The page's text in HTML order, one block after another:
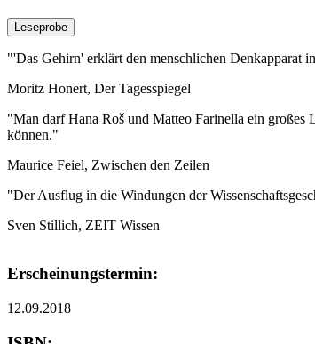
Leseprobe
"'Das Gehirn' erklärt den menschlichen Denkapparat
Moritz Honert, Der Tagesspiegel
"Man darf Hana Roš und Matteo Farinella ein großes
können."
Maurice Feiel, Zwischen den Zeilen
"Der Ausflug in die Windungen der
Sven Stillich, ZEIT Wissen
Erscheinungstermin:
12.09.2018